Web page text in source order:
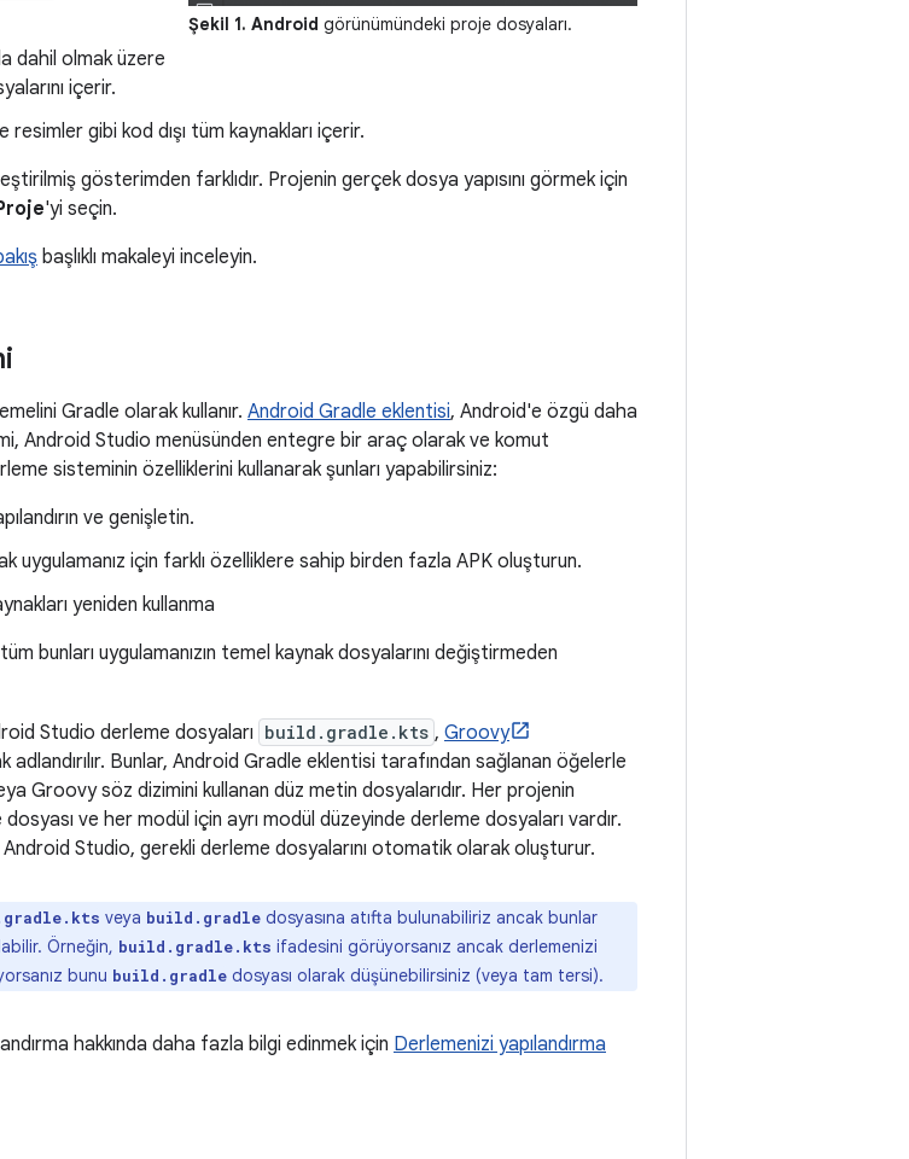
Şekil 1. Android görünümündeki proje dosyaları.
dahil olmak üzere
içerir.
resimler gibi kod dışı tüm kaynakları içerir.
gösterimden farklıdır. Projenin gerçek dosya yapısını görmek için
'yi seçin.
başlıklı makaleyi inceleyin.
Gradle olarak kullanır. Android Gradle eklentisi, Android'e özgü daha
Android Studio menüsünden entegre bir araç olarak ve komut
sisteminin özelliklerini kullanarak şunları yapabilirsiniz:
ve genişletin.
uygulamanız için farklı özelliklere sahip birden fazla APK oluşturun.
yeniden kullanma
bunları uygulamanızın temel kaynak dosyalarını değiştirmeden
Studio derleme dosyaları build.gradle.kts , Groovy
adlandırılır. Bunlar, Android Gradle eklentisi tarafından sağlanan öğelerle
Groovy söz dizimini kullanan düz metin dosyalarıdır. Her projenin
ve her modül için ayrı modül düzeyinde derleme dosyaları vardır.
Studio, gerekli derleme dosyalarını otomatik olarak oluşturur.
veya build.gradle dosyasına atıfta bulunabiliriz ancak bunlar
Örneğin, build.gradle.kts ifadesini görüyorsanız ancak derlemenizi
bunu build.gradle dosyası olarak düşünebilirsiniz (veya tam tersi).
hakkında daha fazla bilgi edinmek için Derlemenizi yapılandırma